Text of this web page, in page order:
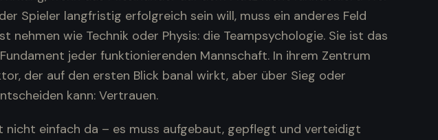
Spieler langfristig erfolgreich sein will, muss ein anderes Feld
nehmen wie Technik oder Physis: die Teampsychologie. Sie ist das
jeder funktionierenden Mannschaft. In ihrem Zentrum
der auf den ersten Blick banal wirkt, aber über Sieg oder
kann: Vertrauen.
nicht einfach da – es muss aufgebaut, gepflegt und verteidigt